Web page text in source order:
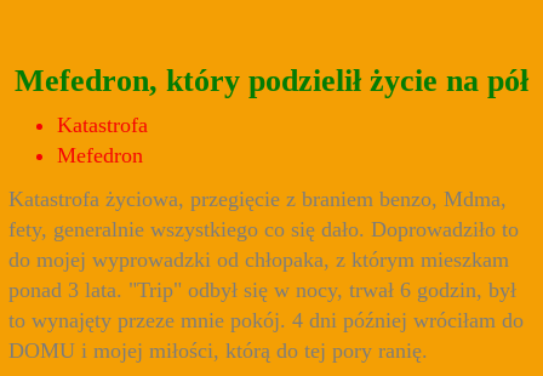
Mefedron, który podzielił życie na pół
Katastrofa
Mefedron
Katastrofa życiowa, przegięcie z braniem benzo, Mdma,
fety, generalnie wszystkiego co się dało. Doprowadziło to
do mojej wyprowadzki od chłopaka, z którym mieszkam
ponad 3 lata. "Trip" odbył się w nocy, trwał 6 godzin, był
to wynajęty przeze mnie pokój. 4 dni później wróciłam do
DOMU i mojej miłości, którą do tej pory ranię.